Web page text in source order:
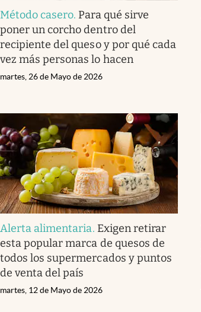
Método casero. Para qué sirve
poner un corcho dentro del
recipiente del queso y por qué cada
vez más personas lo hacen
martes, 26 de Mayo de 2026
Alerta alimentaria. Exigen retirar
esta popular marca de quesos de
todos los supermercados y puntos
de venta del país
martes, 12 de Mayo de 2026